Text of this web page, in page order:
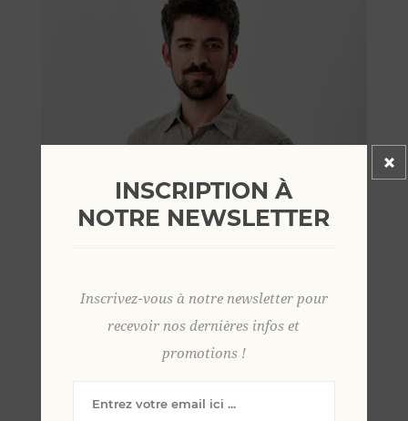
INSCRIPTION À
NOTRE NEWSLETTER
Inscrivez-vous à notre newsletter pour
recevoir nos dernières infos et
promotions !